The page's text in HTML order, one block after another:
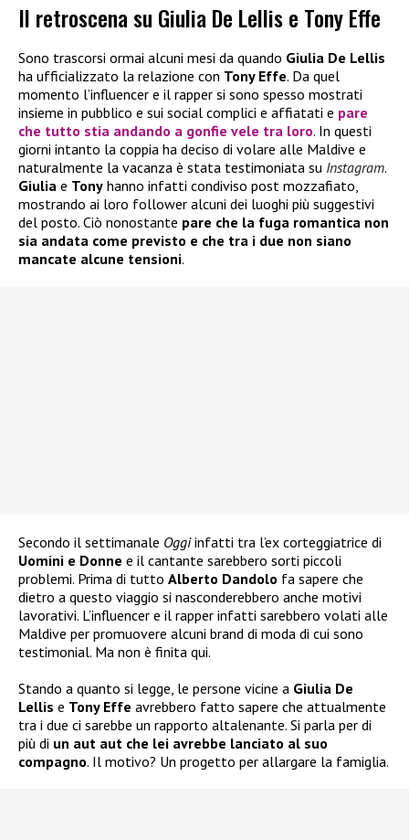
Il retroscena su Giulia De Lellis e Tony Effe
Sono trascorsi ormai alcuni mesi da quando Giulia De Lellis
ha ufficializzato la relazione con Tony Effe. Da quel
momento l’influencer e il rapper si sono spesso mostrati
insieme in pubblico e sui social complici e affiatati e pare
che tutto stia andando a gonfie vele tra loro. In questi
giorni intanto la coppia ha deciso di volare alle Maldive e
naturalmente la vacanza è stata testimoniata su Instagram.
Giulia e Tony hanno infatti condiviso post mozzafiato,
mostrando ai loro follower alcuni dei luoghi più suggestivi
del posto. Ciò nonostante pare che la fuga romantica non
sia andata come previsto e che tra i due non siano
mancate alcune tensioni.
Secondo il settimanale Oggiinfatti tra l’ex corteggiatrice di
Uomini e Donne e il cantante sarebbero sorti piccoli
problemi. Prima di tutto Alberto Dandolo fa sapere che
dietro a questo viaggio si nasconderebbero anche motivi
lavorativi. L’influencer e il rapper infatti sarebbero volati alle
Maldive per promuovere alcuni brand di moda di cui sono
testimonial. Ma non è finita qui.
Stando a quanto si legge, le persone vicine a Giulia De
Lellis e Tony Effe avrebbero fatto sapere che attualmente
tra i due ci sarebbe un rapporto altalenante. Si parla per di
più di un aut aut che lei avrebbe lanciato al suo
compagno. Il motivo? Un progetto per allargare la famiglia.